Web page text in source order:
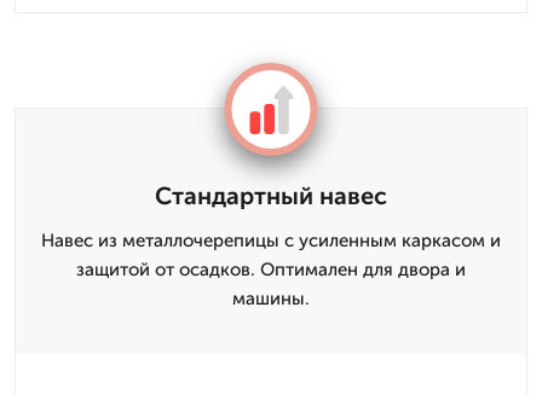
Стандартный навес
Навес из металлочерепицы с усиленным каркасом и
защитой от осадков. Оптимален для двора и
машины.